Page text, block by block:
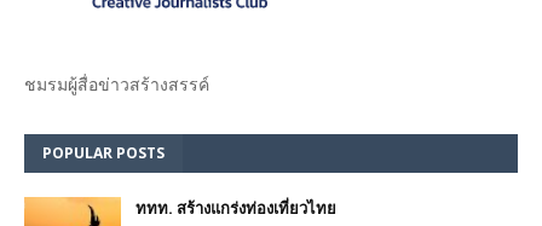
ชมรม​ผู้สื่อข่าวสร้างสรรค์​
POPULAR POSTS
ททท. สร้างแกร่งท่องเที่ยวไทย